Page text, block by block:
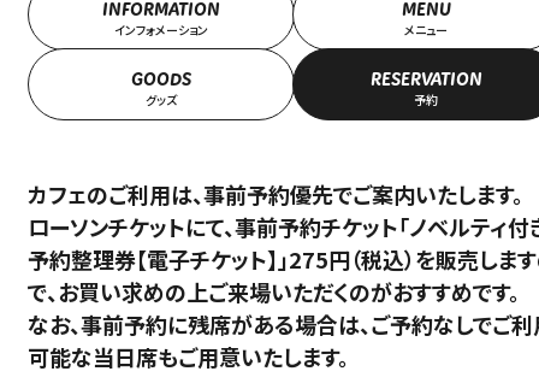
INFORMATION
インフォメーション
MENU
メニュー
GOODS
グッズ
RESERVATION
予約
カフェのご利用は、事前予約優先でご案内いたします。
ローソンチケットにて、事前予約チケット「ノベルティ付
予約整理券【電子チケット】」275円（税込）を販売しま
で、お買い求めの上ご来場いただくのがおすすめです。
なお、事前予約に残席がある場合は、ご予約なしでご
可能な当日席もご用意いたします。